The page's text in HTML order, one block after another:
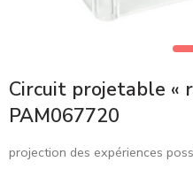
Circuit projetable «
PAM067720
projection des expériences